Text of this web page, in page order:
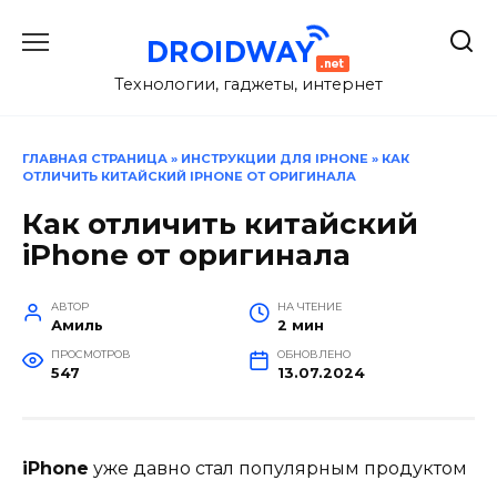
Технологии, гаджеты, интернет
ГЛАВНАЯ СТРАНИЦА » ИНСТРУКЦИИ ДЛЯ IPHONE » КАК
ОТЛИЧИТЬ КИТАЙСКИЙ IPHONE ОТ ОРИГИНАЛА
Как отличить китайский
iPhone от оригинала
АВТОР
Амиль
НА ЧТЕНИЕ
2 мин
ПРОСМОТРОВ
547
ОБНОВЛЕНО
13.07.2024
iPhone уже давно стал популярным продуктом